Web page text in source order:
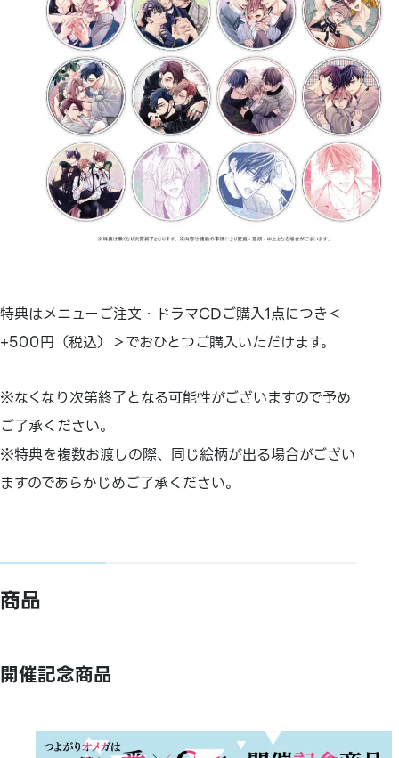
特典はメニューご注文・ドラマCDご購入1点につき＜
+500円（税込）＞でおひとつご購入いただけます。
※なくなり次第終了となる可能性がございますので予め
ご了承ください。
※特典を複数お渡しの際、同じ絵柄が出る場合がござい
ますのであらかじめご了承ください。
商品
開催記念商品